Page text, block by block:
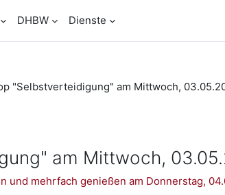
DHBW Dienste
"Selbstverteidigung" am Mittwoch,
am Mittwoch,
mehrfach genießen am Donnerstag,